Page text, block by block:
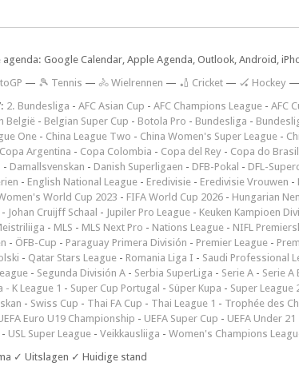
Google Calendar, Apple Agenda, Outlook, Android,
— 🎾 Tennis — 🚴 Wielrennen — 🏏 Cricket — 🏑 Hockey —
2. Bundesliga - AFC Asian Cup - AFC Champions League - AFC
België - Belgian Super Cup - Botola Pro - Bundesliga -
One - China League Two - China Women's Super League -
Copa Argentina - Copa Colombia - Copa del Rey - Copa do Brasil
- Damallsvenskan - Danish Superligaen - DFB-Pokal - DFL-
- English National League - Eredivisie - Eredivisie Vrouwen -
World Cup 2023 - FIFA World Cup 2026 - Hungarian
- Johan Cruijff Schaal - Jupiler Pro League - Keuken Kampioen
- MLS - MLS Next Pro - Nations League - NIFL
- ÖFB-Cup - Paraguay Primera División - Premier League -
- Qatar Stars League - Romania Liga I - Saudi Professional
- Segunda División A - Serbia SuperLiga - Serie A - Serie A
- K League 1 - Super Cup Portugal - Süper Kupa - Super League
- Swiss Cup - Thai FA Cup - Thai League 1 - Trophée des
Euro U19 Championship - UEFA Super Cup - UEFA Under 21
- USL Super League - Veikkausliiga - Women's Champions
✓ Uitslagen ✓ Huidige stand